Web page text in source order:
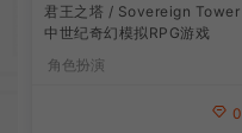
君王之塔 / Sovereign Tower
中世纪奇幻模拟RPG游戏
角色扮演
0